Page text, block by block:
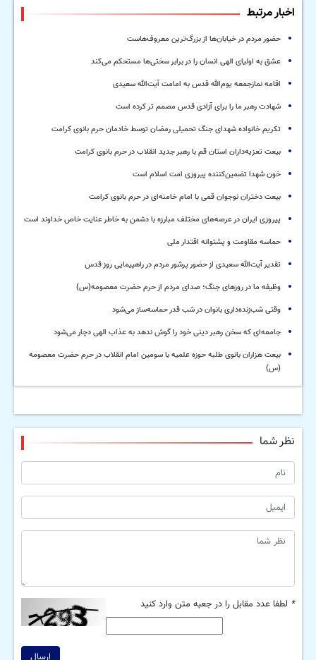
اخبار مرتبط
حضور مردم در خیابان‌ها از بزرگ‌ترین معروف‌هاست
عشق به اولیای الهی انسان را در برابر سختی‌ها مستحکم می‌کند
اقامه نمازجمعه یوم‌الله قدس به امامت آیت‌الله سعیدی
شهادت رهبر ما را برای آزادی قدس مصمم تر کرده است
تکریم خانواده شهدای جنگ تحمیلی رمضان توسط خادمان حرم بانوی کرامت
بیعت تعزیه‌داران استان قم با رهبر جدید انقلاب در حرم بانوی کرامت
خون شهدا تضمین‌کننده پیروزی امت اسلام است
بیعت دختران نوجوان قمی با امام خامنه‌ای در حرم بانوی کرامت
پیروزی ایران در عرصه‌های مختلف مبارزه با دشمن به خاطر عنایت خاص خداوند است
حماسه مقاومت و پشتوانه اقتدار ملی
تقدیر آیت‌الله سعیدی از حضور پرشور مردم در راهپیمایی روز قدس
وظیفه ما در روزهای جنگ؛ صدای مردم از حرم حضرت معصومه(س)
وقتی شب‌زنده‌داری بانوان در شب‌ قدر حماسه‌ساز می‌شود
جامعه‌ای که سخن رهبر دینی خود را گوش ندهد به عذاب الهی دچار می‌شود
بیعت هزاران بانوی طلبه حوزه علمیه با سومین امام انقلاب در حرم حضرت معصومه
(س)
نظر شما
* لطفا عدد مقابل را در جعبه متن وارد کنید